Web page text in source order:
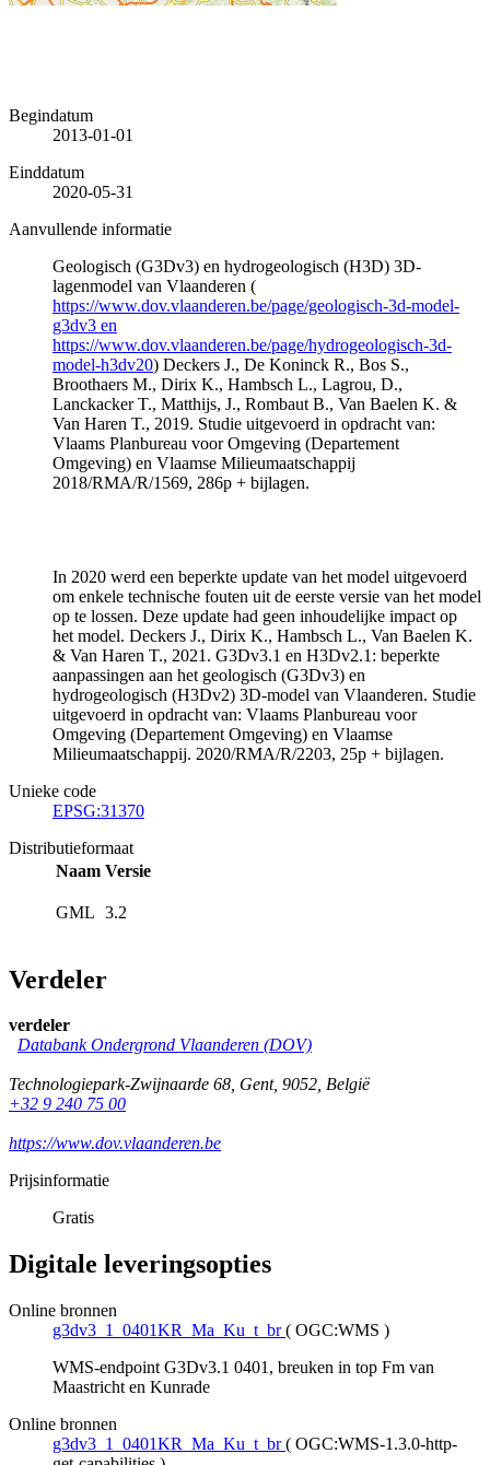
Begindatum
2013-01-01
Einddatum
2020-05-31
Aanvullende informatie
Geologisch (G3Dv3) en hydrogeologisch (H3D) 3D-
lagenmodel van Vlaanderen (
https://www.dov.vlaanderen.be/page/geologisch-3d-model-
g3dv3 en
https://www.dov.vlaanderen.be/page/hydrogeologisch-3d-
model-h3dv20) Deckers J., De Koninck R., Bos S.,
Broothaers M., Dirix K., Hambsch L., Lagrou, D.,
Lanckacker T., Matthijs, J., Rombaut B., Van Baelen K. &
Van Haren T., 2019. Studie uitgevoerd in opdracht van:
Vlaams Planbureau voor Omgeving (Departement
Omgeving) en Vlaamse Milieumaatschappij
2018/RMA/R/1569, 286p + bijlagen.
In 2020 werd een beperkte update van het model uitgevoerd
om enkele technische fouten uit de eerste versie van het model
op te lossen. Deze update had geen inhoudelijke impact op
het model. Deckers J., Dirix K., Hambsch L., Van Baelen K.
& Van Haren T., 2021. G3Dv3.1 en H3Dv2.1: beperkte
aanpassingen aan het geologisch (G3Dv3) en
hydrogeologisch (H3Dv2) 3D-model van Vlaanderen. Studie
uitgevoerd in opdracht van: Vlaams Planbureau voor
Omgeving (Departement Omgeving) en Vlaamse
Milieumaatschappij. 2020/RMA/R/2203, 25p + bijlagen.
Unieke code
EPSG:31370
Distributieformaat
Naam Versie
GML 3.2
Verdeler
verdeler
Databank Ondergrond Vlaanderen (DOV)
Technologiepark-Zwijnaarde 68, Gent, 9052, België
+32 9 240 75 00
https://www.dov.vlaanderen.be
Prijsinformatie
Gratis
Digitale leveringsopties
Online bronnen
g3dv3_1_0401KR_Ma_Ku_t_br ( OGC:WMS )
WMS-endpoint G3Dv3.1 0401, breuken in top Fm van
Maastricht en Kunrade
Online bronnen
g3dv3_1_0401KR_Ma_Ku_t_br ( OGC:WMS-1.3.0-http-